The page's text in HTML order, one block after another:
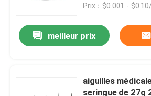
Prix：$0.001 -
meilleur prix
aiguilles
seringue de 27g